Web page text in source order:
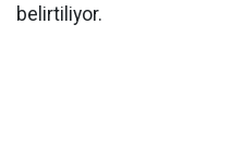
belirtiliyor.